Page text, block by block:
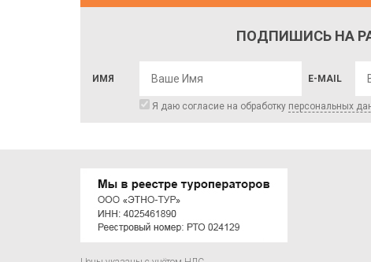
ПОДПИШИСЬ НА
ИМЯ E-MAIL
Я даю согласие на обработку персональных